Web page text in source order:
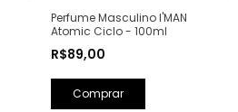
Perfume Masculino I'MAN
Atomic Ciclo - 100ml
R$89,00